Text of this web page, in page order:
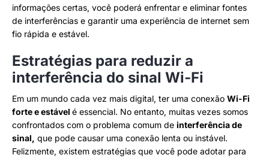
informações certas, você poderá enfrentar e eliminar fontes
de interferências e garantir uma experiência de internet sem
fio rápida e estável.
Estratégias para reduzir a
interferência do sinal Wi-Fi
Em um mundo cada vez mais digital, ter uma conexão Wi-Fi
forte e estável é essencial. No entanto, muitas vezes somos
confrontados com o problema comum de interferência de
sinal, que pode causar uma conexão lenta ou instável.
Felizmente, existem estratégias que você pode adotar para